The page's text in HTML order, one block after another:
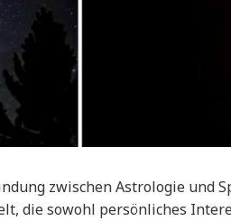
zwischen Astrologie und
die sowohl persönliches